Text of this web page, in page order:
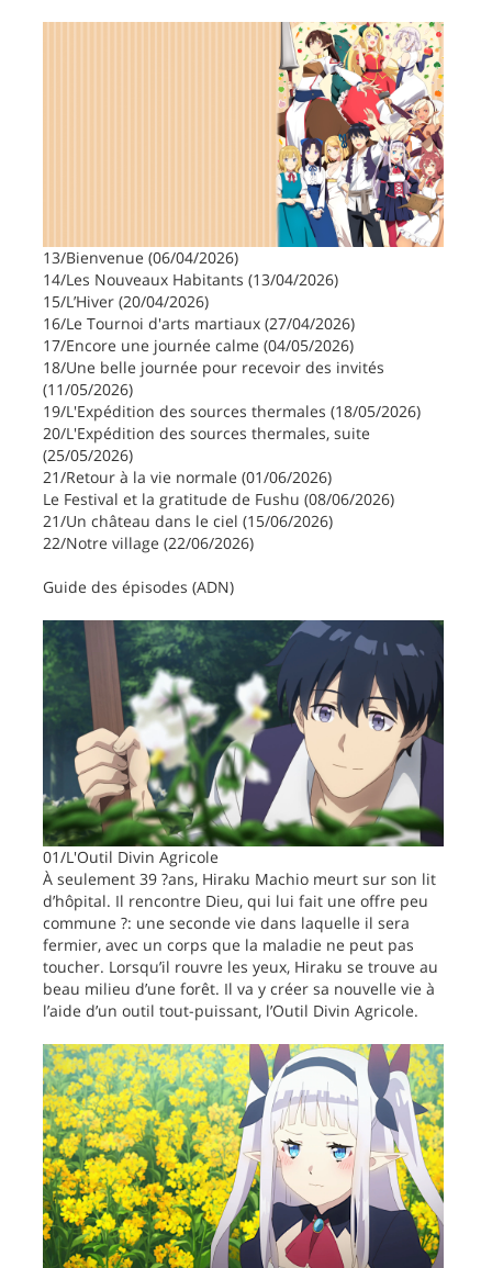
13/Bienvenue (06/04/2026)
14/Les Nouveaux Habitants (13/04/2026)
15/L’Hiver (20/04/2026)
16/Le Tournoi d'arts martiaux (27/04/2026)
17/Encore une journée calme (04/05/2026)
18/Une belle journée pour recevoir des invités
(11/05/2026)
19/L'Expédition des sources thermales (18/05/2026)
20/L'Expédition des sources thermales, suite
(25/05/2026)
21/Retour à la vie normale (01/06/2026)
Le Festival et la gratitude de Fushu (08/06/2026)
21/Un château dans le ciel (15/06/2026)
22/Notre village (22/06/2026)
Guide des épisodes (ADN)
01/L'Outil Divin Agricole
À seulement 39 ?ans, Hiraku Machio meurt sur son lit
d’hôpital. Il rencontre Dieu, qui lui fait une offre peu
commune ?: une seconde vie dans laquelle il sera
fermier, avec un corps que la maladie ne peut pas
toucher. Lorsqu’il rouvre les yeux, Hiraku se trouve au
beau milieu d’une forêt. Il va y créer sa nouvelle vie à
l’aide d’un outil tout-puissant, l’Outil Divin Agricole.